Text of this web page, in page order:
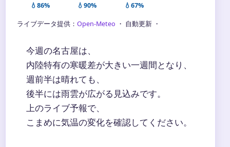
💧86% 💧90% 💧67%
ライブデータ提供： Open-Meteo ・ 自動更新 ・
今週の名古屋は、
内陸特有の寒暖差が大きい一週間となり、
週前半は晴れても、
後半には雨雲が広がる見込みです。
上のライブ予報で、
こまめに気温の変化を確認してください。